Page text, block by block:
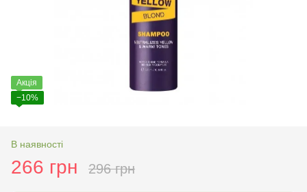
Акція
−10%
В наявності
266 грн 296 грн